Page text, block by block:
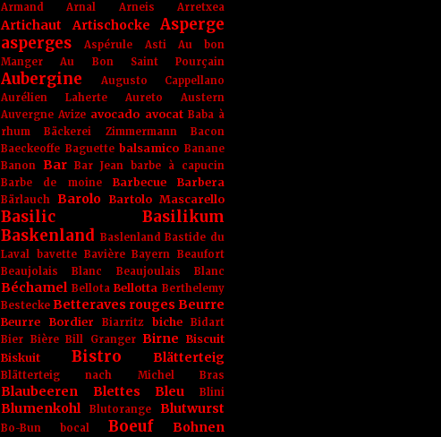
Armand Arnal
Arneis Arretxea
Artichaut Artischocke
Asperge
asperges
Aspérule Asti
Au bon
Manger
Au Bon Saint Pourçain
Aubergine
Augusto Cappellano
Aurélien Laherte
Aureto
Austern
Auvergne Avize avocado avocat Baba à
rhum
Bäckerei Zimmermann
Bacon
Baeckeoffe Baguette balsamico Banane
Banon Bar Bar Jean
barbe à capucin
Barbe de moine
Barbecue Barbera
Bärlauch Barolo Bartolo Mascarello
Basilic
Basilikum
Baskenland Baslenland Bastide du
Laval
bavette Bavière Bayern Beaufort
Beaujolais Blanc
Beaujoulais Blanc
Béchamel Bellota Bellotta Berthelemy
Bestecke Betteraves rouges Beurre
Beurre Bordier Biarritz biche
Bidart
Bier Bière Bill Granger Birne
Biscuit
Biskuit
Bistro Blätterteig
Blätterteig nach Michel Bras
Blaubeeren Blettes Bleu Blini
Blumenkohl Blutorange Blutwurst
Bo-Bun bocal Boeuf Bohnen